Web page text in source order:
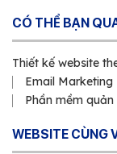
CÓ THỂ BẠN
Thiết kế website
Email Marketing
Phần mềm
WEBSITE CÙNG